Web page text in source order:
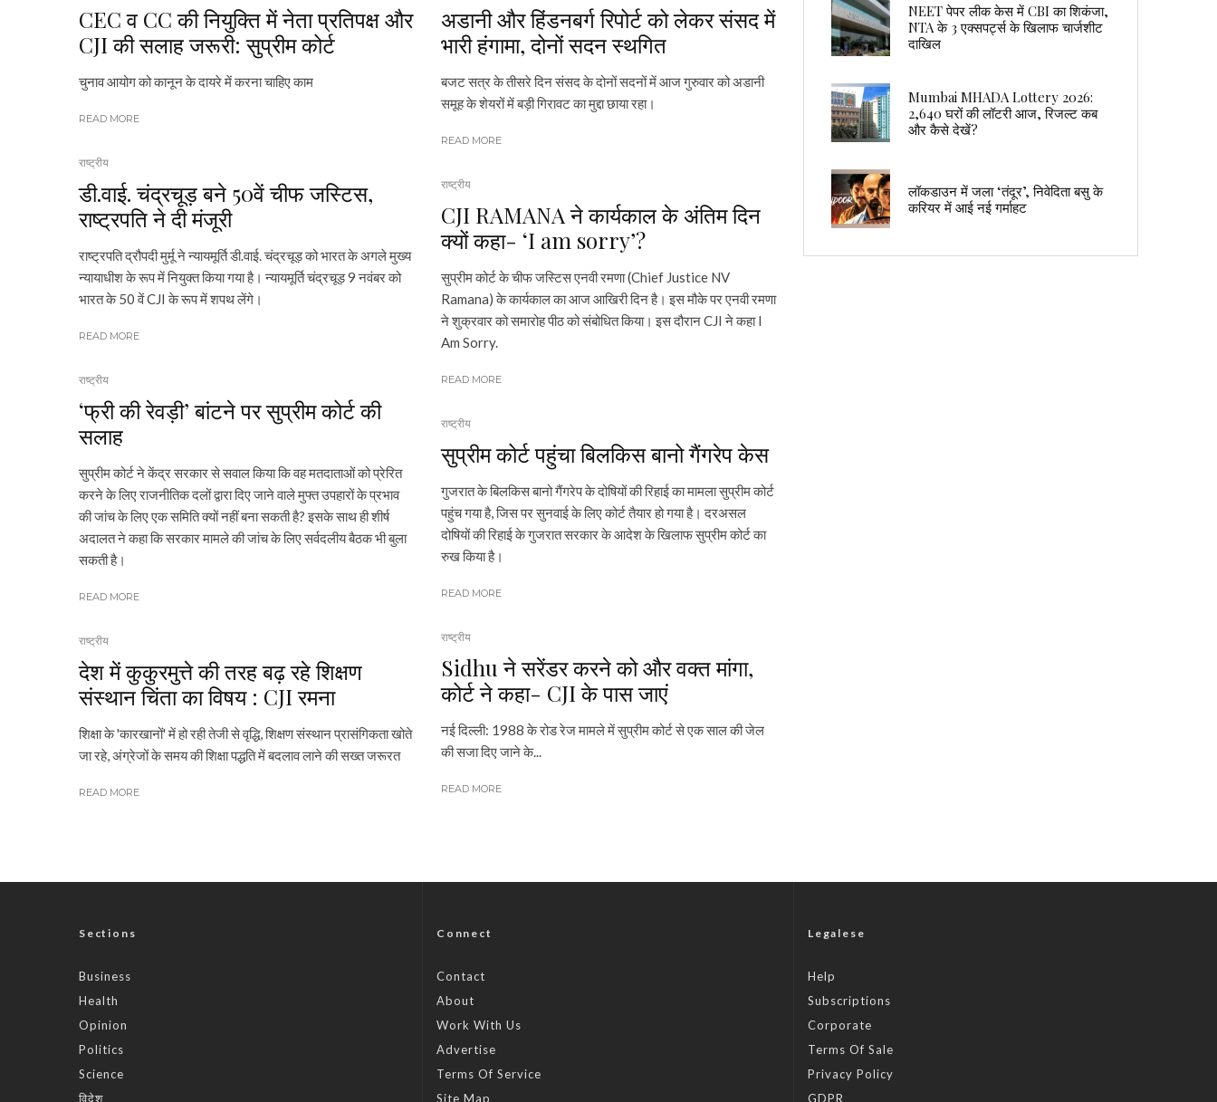
CEC व CC की नियुक्ति में नेता प्रतिपक्ष और
CJI की सलाह जरूरी: सुप्रीम कोर्ट
चुनाव आयोग को कानून के दायरे में करना चाहिए काम
READ MORE
राष्ट्रीय
डी.वाई. चंद्रचूड़ बने 50वें चीफ जस्टिस,
राष्ट्रपति ने दी मंजूरी
राष्ट्रपति द्रौपदी मुर्मू ने न्यायमूर्ति डी.वाई. चंद्रचूड़ को भारत के अगले मुख्य
न्यायाधीश के रूप में नियुक्त किया गया है। न्यायमूर्ति चंद्रचूड़ 9 नवंबर को
भारत के 50 वें CJI के रूप में शपथ लेंगे।
READ MORE
राष्ट्रीय
‘फ्री की रेवड़ी’ बांटने पर सुप्रीम कोर्ट की
सलाह
सुप्रीम कोर्ट ने केंद्र सरकार से सवाल किया कि वह मतदाताओं को प्रेरित
करने के लिए राजनीतिक दलों द्वारा दिए जाने वाले मुफ्त उपहारों के प्रभाव
की जांच के लिए एक समिति क्यों नहीं बना सकती है? इसके साथ ही शीर्ष
अदालत ने कहा कि सरकार मामले की जांच के लिए सर्वदलीय बैठक भी बुला
सकती है।
READ MORE
राष्ट्रीय
देश में कुकुरमुत्ते की तरह बढ़ रहे शिक्षण
संस्थान चिंता का विषय : CJI रमना
शिक्षा के 'कारखानों' में हो रही तेजी से वृद्धि, शिक्षण संस्थान प्रासंगिकता खोते
जा रहे, अंग्रेजों के समय की शिक्षा पद्धति में बदलाव लाने की सख्त जरूरत
READ MORE
अडानी और हिंडनबर्ग रिपोर्ट को लेकर संसद में
भारी हंगामा, दोनों सदन स्थगित
बजट सत्र के तीसरे दिन संसद के दोनों सदनों में आज गुरुवार को अडानी
समूह के शेयरों में बड़ी गिरावट का मुद्दा छाया रहा।
READ MORE
राष्ट्रीय
CJI RAMANA ने कार्यकाल के अंतिम दिन
क्यों कहा- ‘I am sorry’?
सुप्रीम कोर्ट के चीफ जस्टिस एनवी रमणा (Chief Justice NV
Ramana) के कार्यकाल का आज आखिरी दिन है। इस मौके पर एनवी रमणा
ने शुक्रवार को समारोह पीठ को संबोधित किया। इस दौरान CJI ने कहा I
Am Sorry.
READ MORE
राष्ट्रीय
सुप्रीम कोर्ट पहुंचा बिलकिस बानो गैंगरेप केस
गुजरात के बिलकिस बानो गैंगरेप के दोषियों की रिहाई का मामला सुप्रीम कोर्ट
पहुंच गया है, जिस पर सुनवाई के लिए कोर्ट तैयार हो गया है। दरअसल
दोषियों की रिहाई के गुजरात सरकार के आदेश के खिलाफ सुप्रीम कोर्ट का
रुख किया है।
READ MORE
राष्ट्रीय
Sidhu ने सरेंडर करने को और वक्त मांगा,
कोर्ट ने कहा- CJI के पास जाएं
नई दिल्ली: 1988 के रोड रेज मामले में सुप्रीम कोर्ट से एक साल की जेल
की सजा दिए जाने के...
READ MORE
NEET पेपर लीक केस में CBI का शिकंजा,
NTA के 3 एक्सपर्ट्स के खिलाफ चार्जशीट
दाखिल
Mumbai MHADA Lottery 2026:
2,640 घरों की लॉटरी आज, रिजल्ट कब
और कैसे देखें?
लॉकडाउन में जला ‘तंदूर’, निवेदिता बसु के
करियर में आई नई गर्माहट
Sections
Business
Health
Opinion
Politics
Science
विदेश
Connect
Contact
About
Work With Us
Advertise
Terms Of Service
Site Map
Legalese
Help
Subscriptions
Corporate
Terms Of Sale
Privacy Policy
GDPR